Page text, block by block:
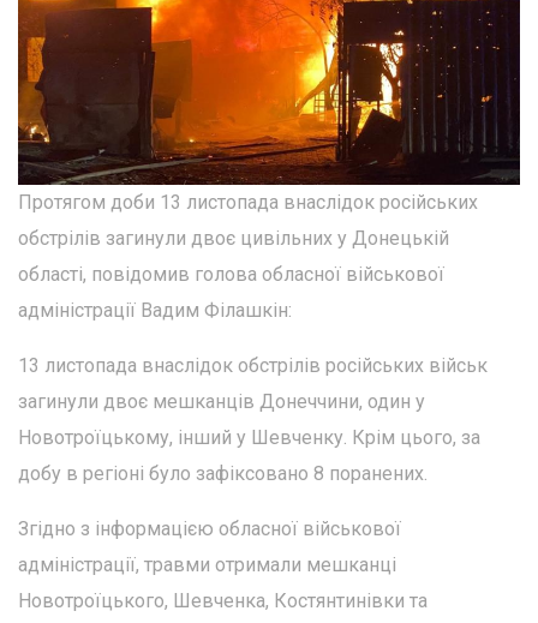
Протягом доби 13 листопада внаслідок російських
обстрілів загинули двоє цивільних у Донецькій
області, повідомив голова обласної військової
адміністрації Вадим Філашкін:
13 листопада внаслідок обстрілів російських військ
загинули двоє мешканців Донеччини, один у
Новотроїцькому, інший у Шевченку. Крім цього, за
добу в регіоні було зафіксовано 8 поранених.
Згідно з інформацією обласної військової
адміністрації, травми отримали мешканці
Новотроїцького, Шевченка, Костянтинівки та